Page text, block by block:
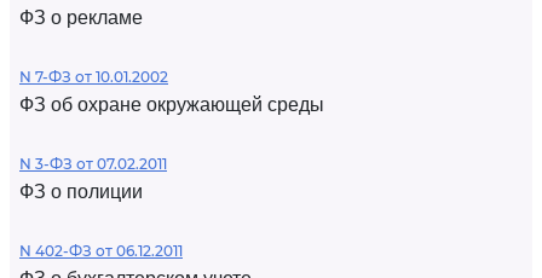
ФЗ о рекламе
N 7-ФЗ от 10.01.2002
ФЗ об охране окружающей среды
N 3-ФЗ от 07.02.2011
ФЗ о полиции
N 402-ФЗ от 06.12.2011